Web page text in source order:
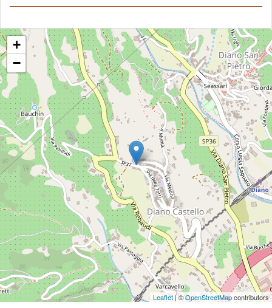
+
−
Leaflet | ©OpenStreetMapcontributors